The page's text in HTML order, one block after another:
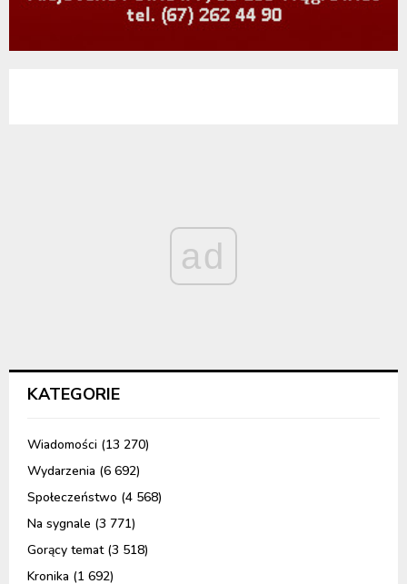
ad
KATEGORIE
Wiadomości (13 270)
Wydarzenia (6 692)
Społeczeństwo (4 568)
Na sygnale (3 771)
Gorący temat(3 518)
Kronika (1 692)